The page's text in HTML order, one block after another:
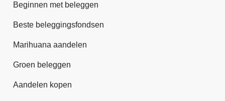
Beginnen met beleggen
Beste beleggingsfondsen
Marihuana aandelen
Groen beleggen
Aandelen kopen